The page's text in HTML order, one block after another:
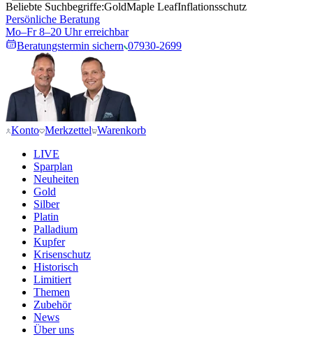
Beliebte Suchbegriffe:GoldMaple LeafInflationsschutz
Persönliche Beratung
Mo–Fr 8–20 Uhr erreichbar
Beratungstermin sichern 07930-2699
Konto Merkzettel Warenkorb
LIVE
Sparplan
Neuheiten
Gold
Silber
Platin
Palladium
Kupfer
Krisenschutz
Historisch
Limitiert
Themen
Zubehör
News
Über uns